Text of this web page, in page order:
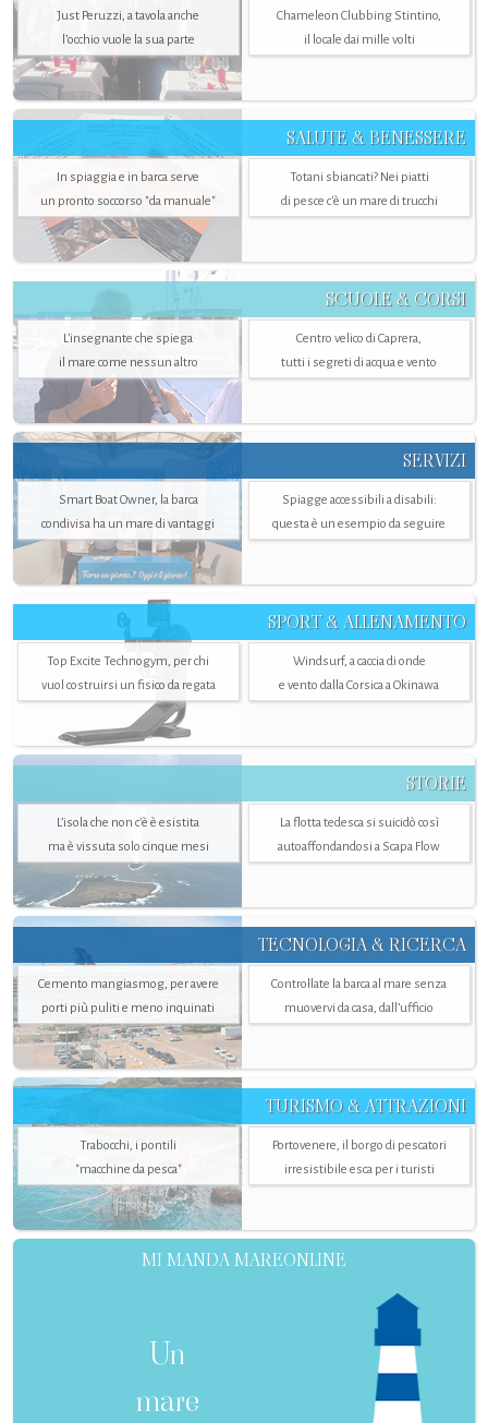
Just Peruzzi, a tavola anche
l’occhio vuole la sua parte
Chameleon Clubbing Stintino,
il locale dai mille volti
SALUTE & BENESSERE
In spiaggia e in barca serve
un pronto soccorso "da manuale"
Totani sbiancati? Nei piatti
di pesce c'è un mare di trucchi
SCUOLE & CORSI
L'insegnante che spiega
il mare come nessun altro
Centro velico di Caprera,
tutti i segreti di acqua e vento
SERVIZI
Smart Boat Owner, la barca
condivisa ha un mare di vantaggi
Spiagge accessibili a disabili:
questa è un esempio da seguire
SPORT & ALLENAMENTO
Top Excite Technogym, per chi
vuol costruirsi un fisico da regata
Windsurf, a caccia di onde
e vento dalla Corsica a Okinawa
STORIE
L’isola che non c'è è esistita
ma è vissuta solo cinque mesi
La flotta tedesca si suicidò così
autoaffondandosi a Scapa Flow
TECNOLOGIA & RICERCA
Cemento mangiasmog, per avere
porti più puliti e meno inquinati
Controllate la barca al mare senza
muovervi da casa, dall’ufficio
TURISMO & ATTRAZIONI
Trabocchi, i pontili
"macchine da pesca"
Portovenere, il borgo di pescatori
irresistibile esca per i turisti
MI MANDA MAREONLINE
Un
mare